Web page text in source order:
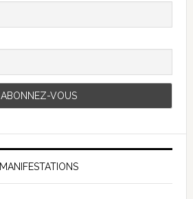
MANIFESTATIONS